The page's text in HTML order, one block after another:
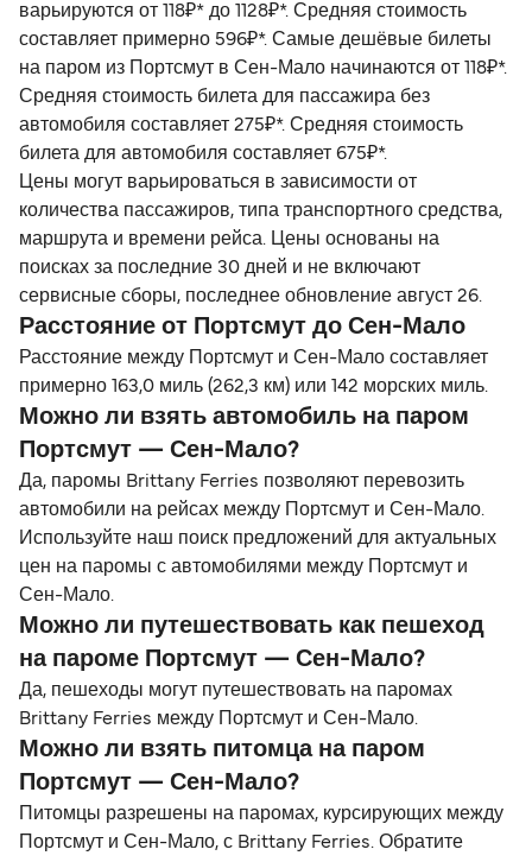
варьируются от 118₽* до 1128₽*. Средняя стоимость
составляет примерно 596₽*. Самые дешёвые билеты
на паром из Портсмут в Сен-Мало начинаются от 118₽*.
Средняя стоимость билета для пассажира без
автомобиля составляет 275₽*. Средняя стоимость
билета для автомобиля составляет 675₽*.
Цены могут варьироваться в зависимости от
количества пассажиров, типа транспортного средства,
маршрута и времени рейса. Цены основаны на
поисках за последние 30 дней и не включают
сервисные сборы, последнее обновление август 26.
Расстояние от Портсмут до Сен-Мало
Расстояние между Портсмут и Сен-Мало составляет
примерно 163,0 миль (262,3 км) или 142 морских миль.
Можно ли взять автомобиль на паром
Портсмут — Сен-Мало?
Да, паромы Brittany Ferries позволяют перевозить
автомобили на рейсах между Портсмут и Сен-Мало.
Используйте наш поиск предложений для актуальных
цен на паромы с автомобилями между Портсмут и
Сен-Мало.
Можно ли путешествовать как пешеход
на пароме Портсмут — Сен-Мало?
Да, пешеходы могут путешествовать на паромах
Brittany Ferries между Портсмут и Сен-Мало.
Можно ли взять питомца на паром
Портсмут — Сен-Мало?
Питомцы разрешены на паромах, курсирующих между
Портсмут и Сен-Мало, с Brittany Ferries. Обратите